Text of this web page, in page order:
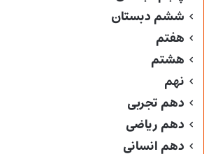
ششم دبستان
هفتم
هشتم
نهم
دهم تجربی
دهم ریاضی
دهم انسانی